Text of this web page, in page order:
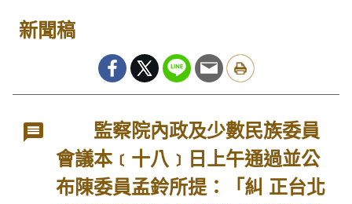
新聞稿
監察院內政及少數民族委員
會議本﹝十八﹞日上午通過並公
布陳委員孟鈴所提：「糾 正台北